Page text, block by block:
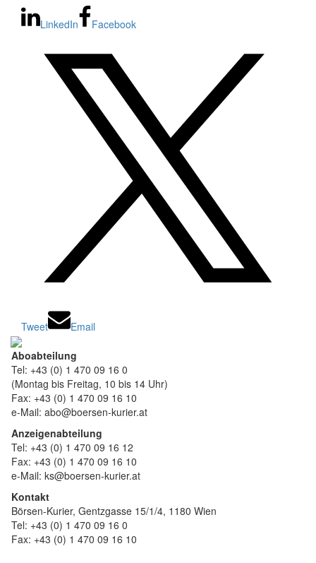
LinkedIn Facebook
Tweet Email
Aboabteilung
Tel: +43 (0) 1 470 09 16 0
(Montag bis Freitag, 10 bis 14 Uhr)
Fax: +43 (0) 1 470 09 16 10
e-Mail: abo@boersen-kurier.at
Anzeigenabteilung
Tel: +43 (0) 1 470 09 16 12
Fax: +43 (0) 1 470 09 16 10
e-Mail: ks@boersen-kurier.at
Kontakt
Börsen-Kurier, Gentzgasse 15/1/4, 1180 Wien
Tel: +43 (0) 1 470 09 16 0
Fax: +43 (0) 1 470 09 16 10